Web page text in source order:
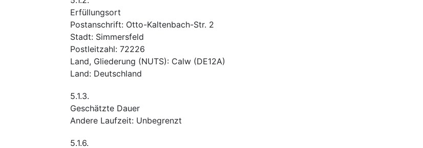
Erfüllungsort
Postanschrift: Otto-Kaltenbach-Str. 2
Stadt: Simmersfeld
Postleitzahl: 72226
Land, Gliederung (NUTS): Calw (DE12A)
Land: Deutschland
5.1.3.
Geschätzte Dauer
Andere Laufzeit: Unbegrenzt
5.1.6.